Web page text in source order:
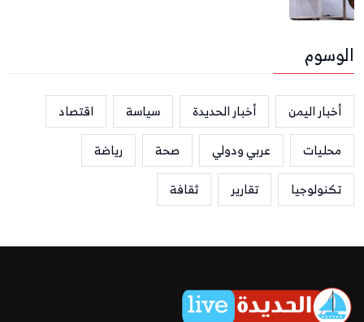
الوسوم
أخبار اليمن أخبار الحديدة سياسة
اقتصاد
محليات
عربي ودولي صحة
رياضة
تكنولوجيا
تقارير ثقافة